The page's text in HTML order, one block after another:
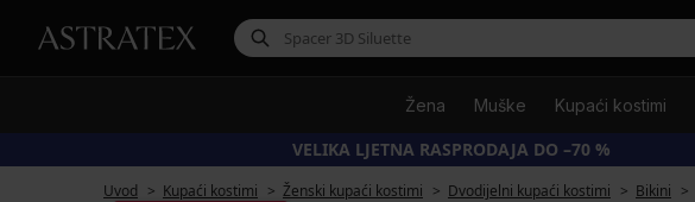
Žena Muške Kupaći kostimi
VELIKA LJETNA RASPRODAJA DO –70 %
Uvod Kupaći kostimi Ženski kupaći kostimi Dvodijelni kupaći kostimi Bikini